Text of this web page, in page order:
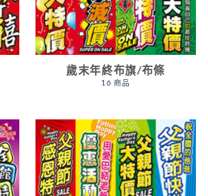
歲末年終布旗/布條
16 商品